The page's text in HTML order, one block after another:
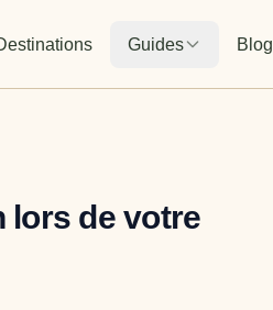
Guides Blog
lors de votre